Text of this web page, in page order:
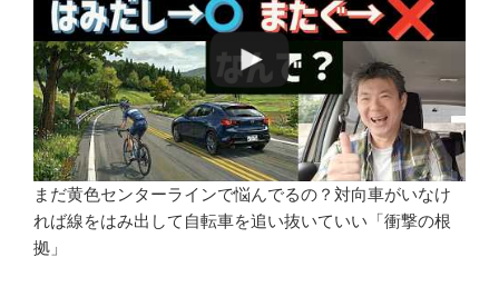
まだ黄色センターラインで悩んでるの？対向車がいなけ
れば線をはみ出して自転車を追い抜いていい「衝撃の根
拠」